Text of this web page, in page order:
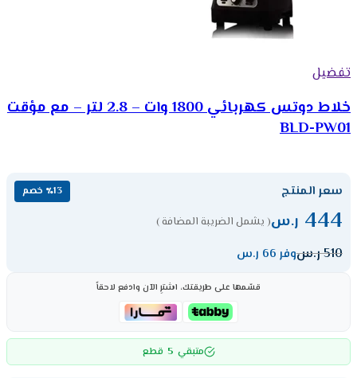
تفضيل
خلاط دوتس كهربائي 1800 وات – 2.8 لتر – مع مؤقت
BLD-PW01
سعر المنتج ٪13 خصم
444 ر.س( يشمل الضريبة المضافة )
510ر.سوفر 66 ر.س
قسّمها على طريقتك، اشترِ الآن وادفع لاحقاً
متبقي 5 قطع